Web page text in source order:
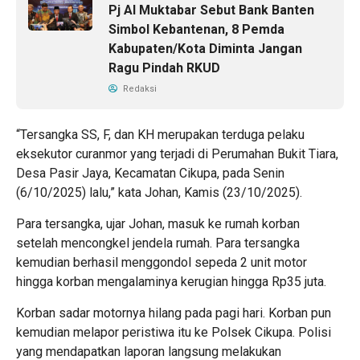
Pj Al Muktabar Sebut Bank Banten
Simbol Kebantenan, 8 Pemda
Kabupaten/Kota Diminta Jangan
Ragu Pindah RKUD
Redaksi
“Tersangka SS, F, dan KH merupakan terduga pelaku
eksekutor curanmor yang terjadi di Perumahan Bukit Tiara,
Desa Pasir Jaya, Kecamatan Cikupa, pada Senin
(6/10/2025) lalu,” kata Johan, Kamis (23/10/2025).
Para tersangka, ujar Johan, masuk ke rumah korban
setelah mencongkel jendela rumah. Para tersangka
kemudian berhasil menggondol sepeda 2 unit motor
hingga korban mengalaminya kerugian hingga Rp35 juta.
Korban sadar motornya hilang pada pagi hari. Korban pun
kemudian melapor peristiwa itu ke Polsek Cikupa. Polisi
yang mendapatkan laporan langsung melakukan